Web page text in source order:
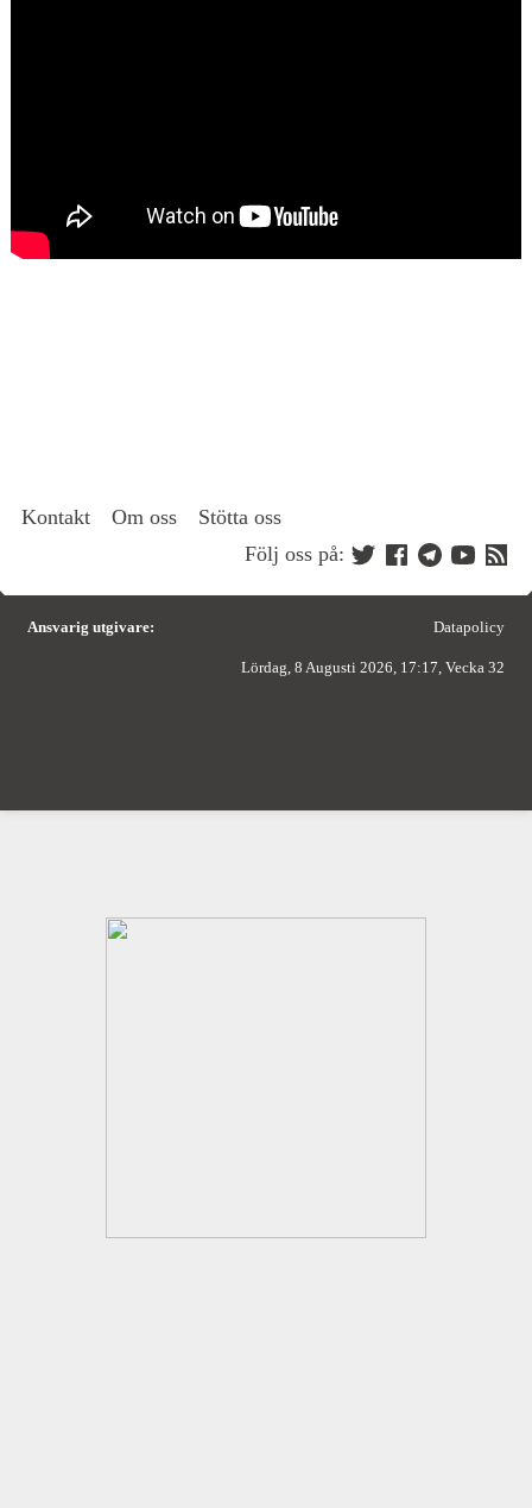
Kontakt Om oss
Stötta oss
Följ oss på:
Ansvarig utgivare: Datapolicy
Lördag, 8 Augusti 2026, 17:17, Vecka 32